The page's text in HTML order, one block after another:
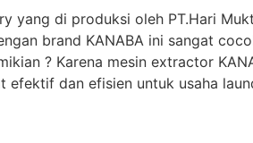
yang di produksi oleh PT.Hari
brand KANABA ini sangat
? Karena mesin extractor
efektif dan efisien untuk usaha